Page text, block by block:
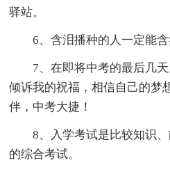
驿站。
6、含泪播种的人一定能含
7、在即将中考的最后几天
倾诉我的祝福，相信自己的梦
伴，中考大捷！
8、入学考试是比较知识、
的综合考试。